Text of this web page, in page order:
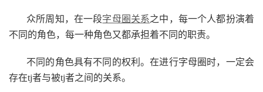
众所周知，在一段字母圈关系之中，每一个人都扮演着
不同的角色，每一种角色又都承担着不同的职责。
不同的角色具有不同的权利。在进行字母圈时，一定会
存在tj者与被tj者之间的关系。